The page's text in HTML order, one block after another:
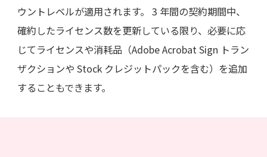
ウントレベルが適用されます。 3 年間の契約期間中、
確約したライセンス数を更新している限り、必要に応
じてライセンスや消耗品（Adobe Acrobat Sign トラン
ザクションや Stock クレジットパックを含む）を追加
することもできます。